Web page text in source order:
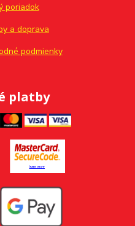
poriadok
a doprava
podmienky
platby